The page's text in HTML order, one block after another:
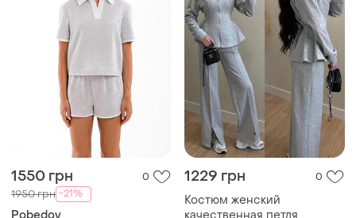
1550 грн 0
1950 грн -21%
1229 грн 0
Костюм женский